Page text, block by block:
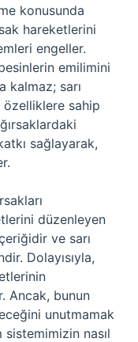
konusunda
hareketlerini
engeller.
emilimini
kalmaz; sarı
sahip
sağlayarak,
düzenleyen
ve sarı
Dolayısıyla,
Ancak, bunun
unutmamak
nasıl